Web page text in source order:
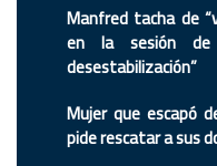
Manfred tacha de
en la sesión
desestabilización”
Mujer que escapó
pide rescatar a sus